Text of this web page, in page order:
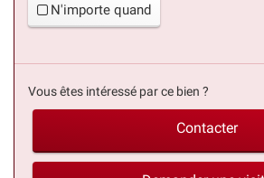
N'importe quand
Vous êtes intéressé par ce bien ?
Contacter